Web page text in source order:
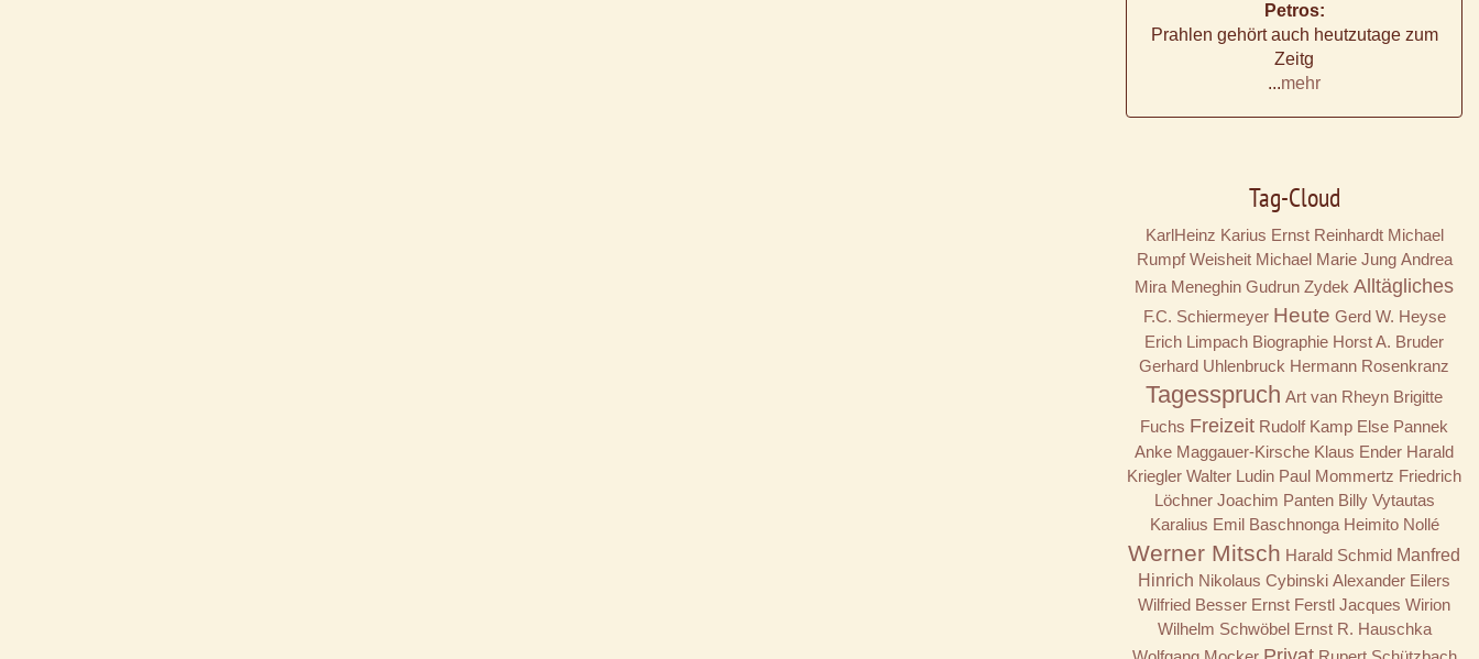
Petros:
Prahlen gehört auch heutzutage zum
Zeitg
...mehr
Tag-Cloud
KarlHeinz Karius Ernst Reinhardt Michael
Rumpf Weisheit Michael Marie Jung Andrea
Mira Meneghin Gudrun Zydek Alltägliches
F.C. Schiermeyer Heute Gerd W. Heyse
Erich Limpach Biographie Horst A. Bruder
Gerhard Uhlenbruck Hermann Rosenkranz
Tagesspruch Art van Rheyn Brigitte
Fuchs Freizeit Rudolf Kamp Else Pannek
Anke Maggauer-Kirsche Klaus Ender Harald
Kriegler Walter Ludin Paul Mommertz Friedrich
Löchner Joachim Panten Billy Vytautas
Karalius Emil Baschnonga Heimito Nollé
Werner Mitsch Harald Schmid Manfred
Hinrich Nikolaus Cybinski Alexander Eilers
Wilfried Besser Ernst Ferstl Jacques Wirion
Wilhelm Schwöbel Ernst R. Hauschka